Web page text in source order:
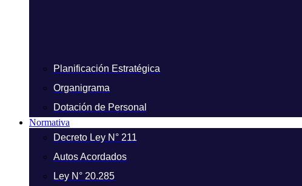
Planificación Estratégica
Organigrama
Dotación de Personal
Normativa
Decreto Ley N° 211
Autos Acordados
Ley N° 20.285